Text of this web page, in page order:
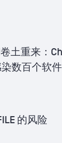
土重来：
数百个软
的风险